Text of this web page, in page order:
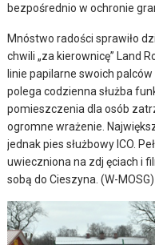
bezpośrednio w ochronie
Mnóstwo radości sprawiło
chwili „za kierownicę” Land
linie papilarne swoich
polega codzienna służba
pomieszczenia dla osób
ogromne wrażenie.
jednak pies służbowy ICO.
uwieczniona na zdj ęciach i
sobą do Cieszyna. (W-MOSG)